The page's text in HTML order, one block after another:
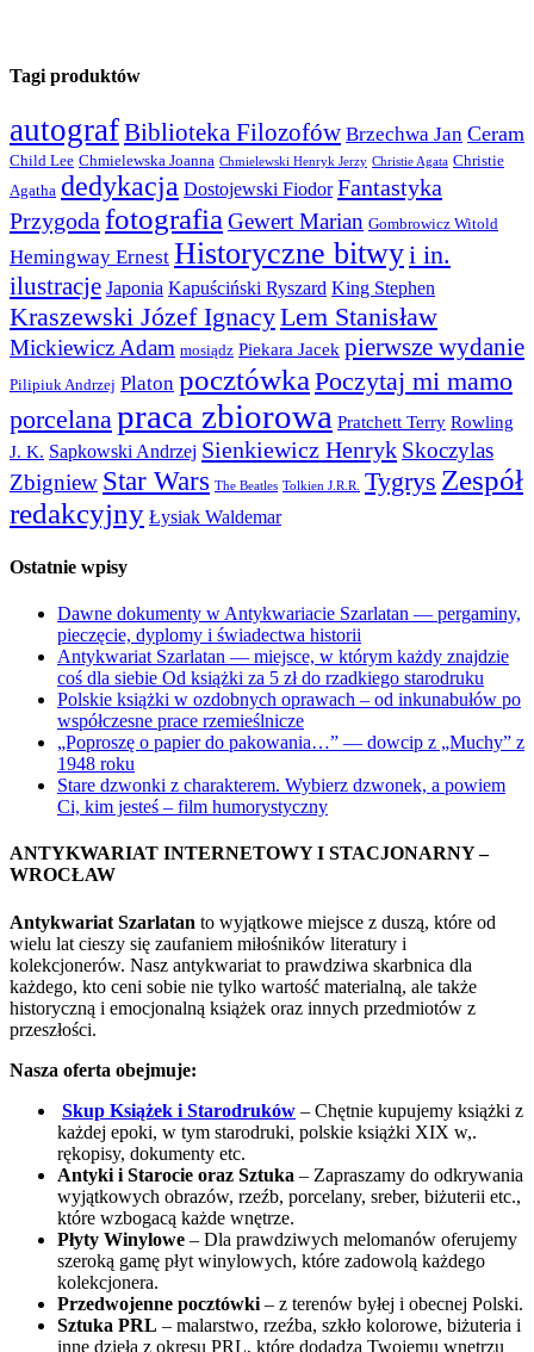
Tagi produktów
autografBiblioteka Filozofów Brzechwa Jan Ceram
Child Lee Chmielewska Joanna Chmielewski Henryk Jerzy Christie Agata Christie
Agatha dedykacja Dostojewski Fiodor Fantastyka
Przygodafotografia Gewert Marian Gombrowicz Witold
Hemingway Ernest Historyczne bitwyi in.
ilustracje Japonia Kapuściński Ryszard King Stephen
Kraszewski Józef IgnacyLem Stanisław
Mickiewicz Adam mosiądz Piekara Jacek pierwsze wydanie
Pilipiuk Andrzej Platon pocztówka Poczytaj mi mamo
porcelanapraca zbiorowa Pratchett Terry Rowling
J. K. Sapkowski Andrzej Sienkiewicz Henryk Skoczylas
Zbigniew Star Wars The Beatles Tolkien J.R.R. Tygrys Zespół
redakcyjny Łysiak Waldemar
Ostatnie wpisy
Dawne dokumenty w Antykwariacie Szarlatan — pergaminy,
pieczęcie, dyplomy i świadectwa historii
Antykwariat Szarlatan — miejsce, w którym każdy znajdzie
coś dla siebie Od książki za 5 zł do rzadkiego starodruku
Polskie książki w ozdobnych oprawach – od inkunabułów po
współczesne prace rzemieślnicze
„Poproszę o papier do pakowania…” — dowcip z „Muchy” z
1948 roku
Stare dzwonki z charakterem. Wybierz dzwonek, a powiem
Ci, kim jesteś – film humorystyczny
ANTYKWARIAT INTERNETOWY I STACJONARNY –
WROCŁAW
Antykwariat Szarlatan to wyjątkowe miejsce z duszą, które od
wielu lat cieszy się zaufaniem miłośników literatury i
kolekcjonerów. Nasz antykwariat to prawdziwa skarbnica dla
każdego, kto ceni sobie nie tylko wartość materialną, ale także
historyczną i emocjonalną książek oraz innych przedmiotów z
przeszłości.
Nasza oferta obejmuje:
Skup Książek i Starodruków – Chętnie kupujemy książki z
każdej epoki, w tym starodruki, polskie książki XIX w,.
rękopisy, dokumenty etc.
Antyki i Starocie oraz Sztuka – Zapraszamy do odkrywania
wyjątkowych obrazów, rzeźb, porcelany, sreber, biżuterii etc.,
które wzbogacą każde wnętrze.
Płyty Winylowe – Dla prawdziwych melomanów oferujemy
szeroką gamę płyt winylowych, które zadowolą każdego
kolekcjonera.
Przedwojenne pocztówki – z terenów byłej i obecnej Polski.
Sztuka PRL – malarstwo, rzeźba, szkło kolorowe, biżuteria i
inne dzieła z okresu PRL, które dodadzą Twojemu wnętrzu